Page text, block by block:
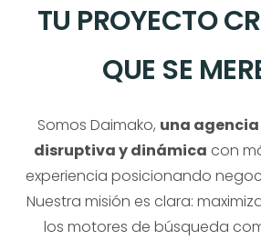
TU PROYECTO
QUE SE
Somos Daimako, una agencia
disruptiva y dinámica con
experiencia posicionando
Nuestra misión es clara:
los motores de búsqueda